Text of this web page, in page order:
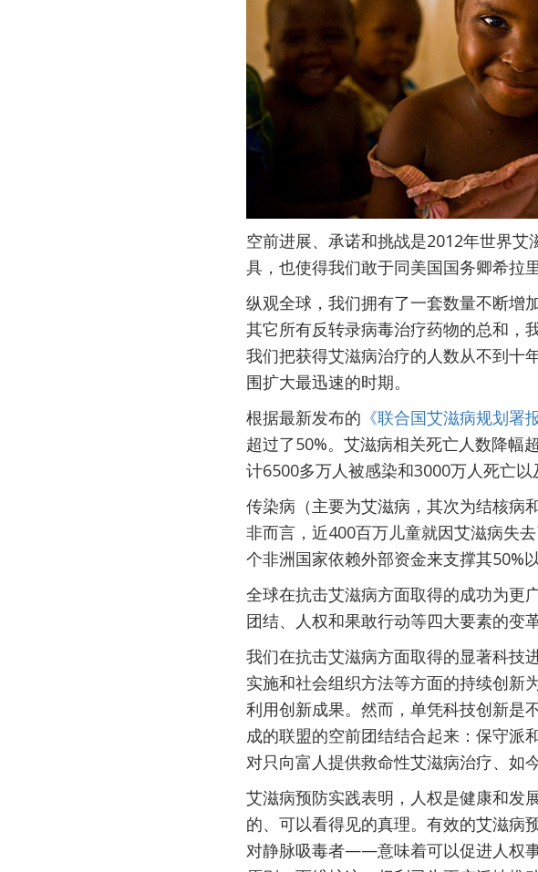
空前进展、承诺和挑战是2012年世界
具，也使得我们敢于同美国国务卿希拉
纵观全球，我们拥有了一套数量不断增
其它所有反转录病毒治疗药物的总和，
我们把获得艾滋病治疗的人数从不到十
围扩大最迅速的时期。
根据最新发布的 《联合国艾滋病规划署
超过了50%。艾滋病相关死亡人数降幅
计6500多万人被感染和3000万人死亡
传染病（主要为艾滋病，其次为结核病
非而言，近400百万儿童就因艾滋病失
个非洲国家依赖外部资金来支撑其50%
全球在抗击艾滋病方面取得的成功为更
团结、人权和果敢行动等四大要素的变革
我们在抗击艾滋病方面取得的显著科技
实施和社会组织方法等方面的持续创新
利用创新成果。然而，单凭科技创新是
成的联盟的空前团结结合起来：保守派
对只向富人提供救命性艾滋病治疗、如
艾滋病预防实践表明，人权是健康和发
的、可以看得见的真理。有效的艾滋
对静脉吸毒者——意味着可以促进人权